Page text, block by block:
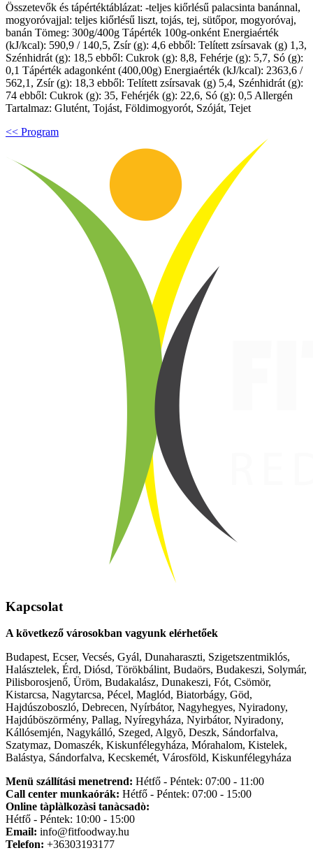
Összetevők és tápértéktáblázat: -teljes kiőrlésű palacsinta banánnal,
mogyoróvajjal: teljes kiőrlésű liszt, tojás, tej, sütőpor, mogyoróvaj,
banán Tömeg: 300g/400g Tápérték 100g-onként Energiaérték
(kJ/kcal): 590,9 / 140,5, Zsír (g): 4,6 ebből: Telített zsírsavak (g) 1,3,
Szénhidrát (g): 18,5 ebből: Cukrok (g): 8,8, Fehérje (g): 5,7, Só (g):
0,1 Tápérték adagonként (400,00g) Energiaérték (kJ/kcal): 2363,6 /
562,1, Zsír (g): 18,3 ebből: Telített zsírsavak (g) 5,4, Szénhidrát (g):
74 ebből: Cukrok (g): 35, Fehérjék (g): 22,6, Só (g): 0,5 Allergén
Tartalmaz: Glutént, Tojást, Földimogyorót, Szóját, Tejet
<< Program
Kapcsolat
A következő városokban vagyunk elérhetőek
Budapest, Ecser, Vecsés, Gyál, Dunaharaszti, Szigetszentmiklós,
Halásztelek, Érd, Diósd, Törökbálint, Budaörs, Budakeszi, Solymár,
Pilisborosjenő, Üröm, Budakalász, Dunakeszi, Fót, Csömör,
Kistarcsa, Nagytarcsa, Pécel, Maglód, Biatorbágy, Göd,
Hajdúszoboszló, Debrecen, Nyírbátor, Nagyhegyes, Nyiradony,
Hajdúböszörmény, Pallag, Nyíregyháza, Nyirbátor, Nyiradony,
Kállósemjén, Nagykálló, Szeged, Algyõ, Deszk, Sándorfalva,
Szatymaz, Domaszék, Kiskunfélegyháza, Mórahalom, Kistelek,
Balástya, Sándorfalva, Kecskemét, Városföld, Kiskunfélegyháza
Menü szállítási menetrend: Hétfő - Péntek: 07:00 - 11:00
Call center munkaórák: Hétfő - Péntek: 07:00 - 15:00
Online tàplàlkozàsi tanàcsadò:
Hétfő - Péntek: 10:00 - 15:00
Email: info@fitfoodway.hu
Telefon: +36303193177